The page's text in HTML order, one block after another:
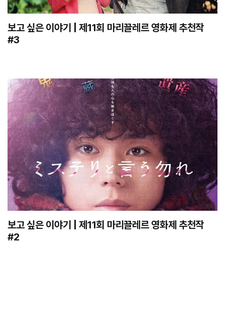
보고 싶은 이야기 | 제11회 마리끌레르 영화제 추천작
#3
보고 싶은 이야기 | 제11회 마리끌레르 영화제 추천작
#2